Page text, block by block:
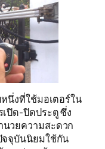
นึ่งที่ใช้มอเตอร์ใน
ปิด-ปิดประตู ซึ่ง
นวยความสะดวก
จจุบันนิยมใช้กัน